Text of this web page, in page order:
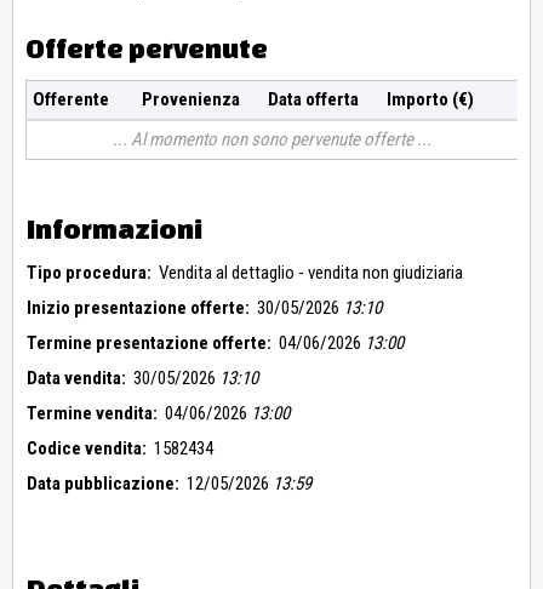
Offerte pervenute
Offerente Provenienza Data offerta
Importo (€)
Al momento non sono pervenute offerte
Informazioni
Tipo procedura: Vendita al dettaglio - vendita non giudiziaria
Inizio presentazione offerte: 30/05/2026 13:10
Termine presentazione offerte: 04/06/2026 13:00
Data vendita: 30/05/2026 13:10
Termine vendita: 04/06/2026 13:00
Codice vendita: 1582434
Data pubblicazione: 12/05/2026 13:59